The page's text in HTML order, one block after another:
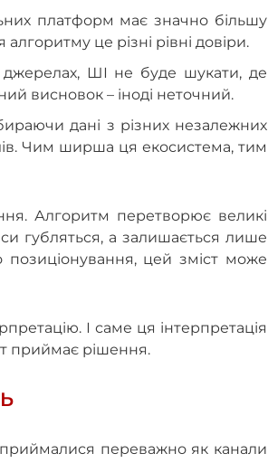
платформ має значно більшу
це різні рівні довіри.
джерелах, ШІ не буде шукати, де
висновок – іноді неточний.
дані з різних незалежних
Чим ширша ця екосистема, тим
Алгоритм перетворює великі
губляться, а залишається лише
позиціонування, цей зміст може
І саме ця інтерпретація
приймає рішення.
переважно як канали